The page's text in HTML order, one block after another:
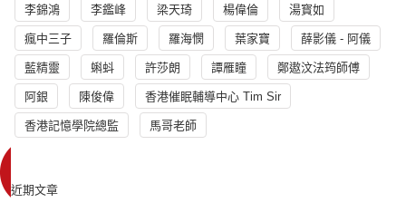
李錦鴻 李鑑峰 梁天琦 楊偉倫 湯寳如
瘋中三子 羅倫斯 羅海憫 葉家寶 薛影儀 - 阿儀
藍精靈 蝌蚪 許莎朗 譚雁瞳 鄭遨汶法筠師傅
阿銀 陳俊偉 香港催眠輔導中心 Tim Sir
香港記憶學院總監 馬哥老師
近期文章